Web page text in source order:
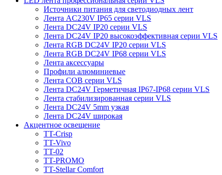
Источники питания для светодиодных лент
Лента AC230V IP65 серии VLS
Лента DC24V IP20 серии VLS
Лента DC24V IP20 высокоэффективная серии VLS
Лента RGB DC24V IP20 серии VLS
Лента RGB DC24V IP68 серии VLS
Лента аксессуары
Профили алюминиевые
Лента COB серии VLS
Лента DC24V Герметичная IP67-IP68 серии VLS
Лента стабилизированная серии VLS
Лента DC24V 5mm узкая
Лента DC24V широкая
Акцентное освещение
TT-Crisp
TT-Vivo
TT-02
TT-PROMO
TT-Stellar Comfort